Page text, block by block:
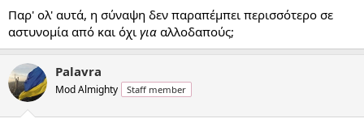
Παρ' ολ' αυτά, η σύναψη δεν παραπέμπει περισσότερο σε
αστυνομία από και όχι για αλλοδαπούς;
Palavra
Mod Almighty Staff member